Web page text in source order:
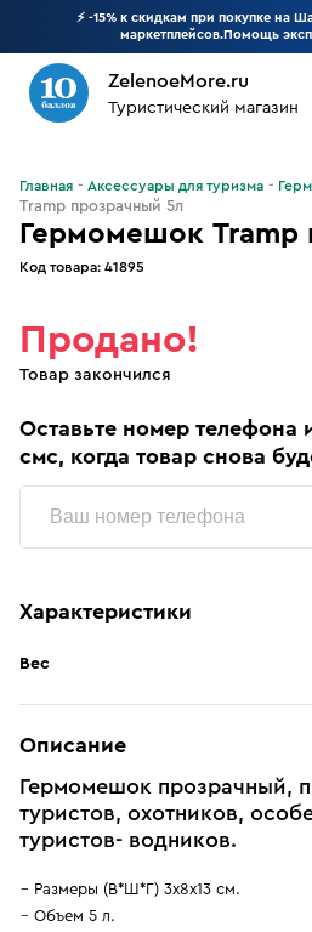
⚡ -15% к скидкам при покупке на
маркетплейсов.Помощь
ZelenoeMore.ru
Туристический магазин
Гермомешок Tramp
Код товара: 41895
Главная Аксессуары для туризма
Tramp прозрачный 5л
Продано!
Товар закончился
Оставьте номер
смс, когда товар снова
Характеристики
Вес
Описание
Гермомешок прозрачный,
туристов, охотников,
туристов- водников.
Размеры (В*Ш*Г) 3х8х13 см.
Объем 5 л.